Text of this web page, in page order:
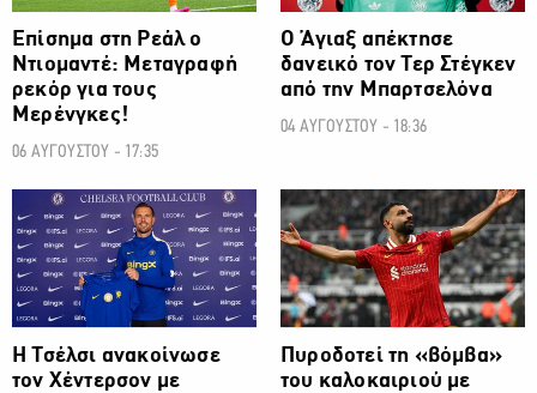
Επίσημα στη Ρεάλ ο
Ντιομαντέ: Μεταγραφή
ρεκόρ για τους
Μερένγκες!
06 ΑΥΓΟΥΣΤΟΥ - 17:35
Ο Άγιαξ απέκτησε
δανεικό τον Τερ Στέγκεν
από την Μπαρτσελόνα
04 ΑΥΓΟΥΣΤΟΥ - 18:36
ΠΟΔΟΣΦΑΙΡΟ
H Τσέλσι ανακοίνωσε
τον Χέντερσον με
ΠΟΔΟΣΦΑΙΡΟ
Πυροδοτεί τη «βόμβα»
του καλοκαιριού με